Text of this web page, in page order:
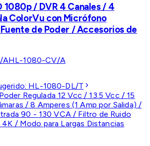
1080p / DVR 4 Canales / 4
ColorVu con Micrófono
de Poder / Accesorios de
AHL-1080-CV/A
HL-1080-DL/T